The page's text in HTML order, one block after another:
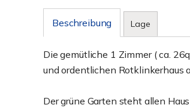
Beschreibung Lage
Die gemütliche 1 Zimmer ( ca.
und ordentlichen Rotklinkerhaus
Der grüne Garten steht allen